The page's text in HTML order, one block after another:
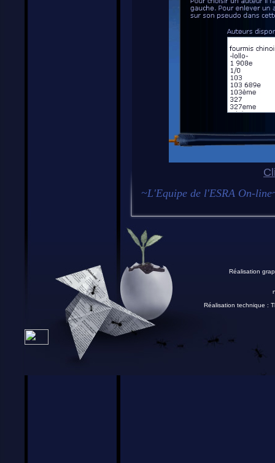
~L'Equipe de l'ESRA On-
Réalisation
Réalisation technique :